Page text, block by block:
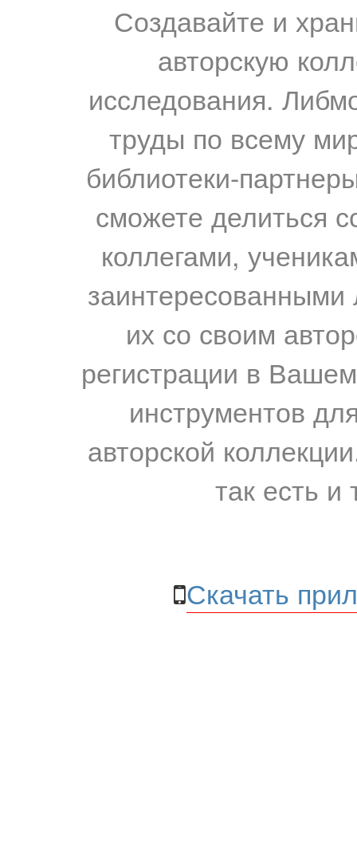
Создавайте и
авторскую
исследования.
труды по всему
библиотеки-
сможете делиться
коллегами,
их со своим
регистрации в
инструментов
авторской
так есть и
Скачать